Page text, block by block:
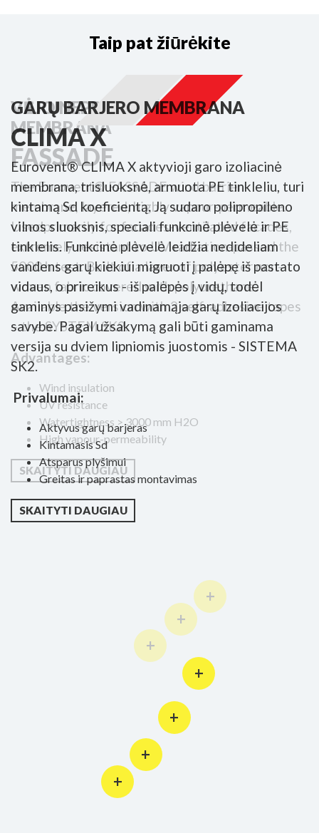
Taip pat žiūrėkite
VĖJO NEPRALEIDŽIANTI
MEMBRANA
FASSADE
The Eurovent® FASSADE wind barrier
membrane, layered, highly vapour-permeable.
Usedprimarily for facades-ventilated facades,
extremely resistant to UV radiation-passed the
5000 h test. Built of a layer of polyester non-
woven fabric covered with polyurethane.
Available the version with 2 self-adhesive tapes
– the SYSTEM SK2.
Advantages:
Wind insulation
UV resistance
Watertightness > 3000 mm H2O
High vapour-permeability
SKAITYTI DAUGIAU
GARŲ BARJERO MEMBRANA
CLIMA X
Eurovent® CLIMA X aktyvioji garo izoliacinė
membrana, trisluoksnė, armuota PE tinkleliu, turi
kintamą Sd koeficientą. Ją sudaro polipropileno
vilnos sluoksnis, speciali funkcinė plėvelė ir PE
tinklelis. Funkcinė plėvelė leidžia nedideliam
vandens garų kiekiui migruoti į palėpę iš pastato
vidaus, o prireikus - iš palėpės į vidų, todėl
gaminys pasižymi vadinamąja garų izoliacijos
savybe. Pagal užsakymą gali būti gaminama
versija su dviem lipniomis juostomis - SISTEMA
SK2.
Privalumai:
Aktyvus garų barjeras
Kintamasis Sd
Atsparus plyšimui
Greitas ir paprastas montavimas
SKAITYTI DAUGIAU